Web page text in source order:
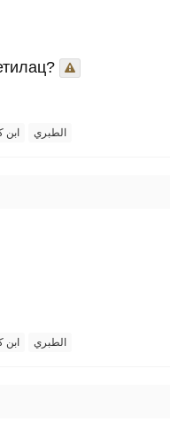
ابن الطبري
ابن الطبري